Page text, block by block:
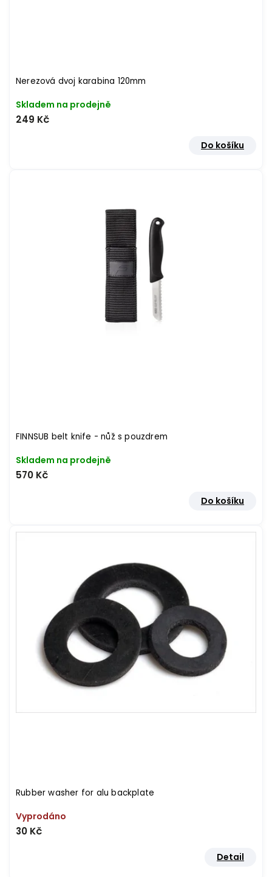
Nerezová dvoj karabina 120mm
Skladem na prodejně
249 Kč
Do košíku
FINNSUB belt knife - nůž s pouzdrem
Skladem na prodejně
570 Kč
Do košíku
Rubber washer for alu backplate
Vyprodáno
30 Kč
Detail